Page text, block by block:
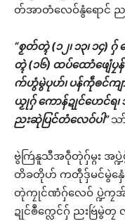
တ်အာတံလေဝ်နွံရောင်
“စၟတ်တ္ၚဲ (၁၂၊ ၁၃၊ ၁၄)
တ္ၚဲ (၁၆) ထပ်ထောံဖျေံပၠ
က်ဟွံမွဲပုဟ်၊ ပန်ကဵုၜင်ကျ
ယၟုဂှ် ကောန်ဍုင်ဟေင်ရ၊
ညးဆုဲပြင်တံလေဝ်ပါ”သ
ဗွဲကြဴနူသီအဝဵုတုဲဂှ်မ္ဂး အပ္
တိခတိုဟ် ကတဵုဒှ်မင်မွဲနှေံမွဲ
တုဲကၠုင်ဏံဂှ်လေဝ် ပ္ဍဲကၠအ်ဥ
ဍုင်ၜဳက္လေင်ဂှ် ညးဗြဴမွဲ